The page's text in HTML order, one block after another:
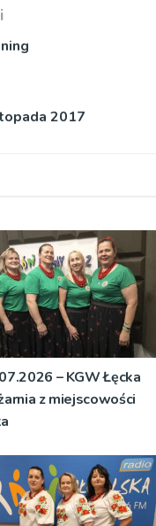
2017
– KGW Łęcka
z miejscowości